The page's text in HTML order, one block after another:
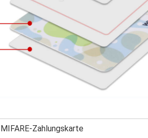
MIFARE-Zahlungskarte